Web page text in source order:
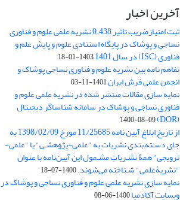
آخرین اخبار
ثبت امتیازضریب تاثیر 0.438 نشریه علمی علوم و فناوری
نساجی و پوشاک در پایگاه استنادی علوم و پایش علم و
فناوری (ISC) در سال 1401 1403-01-18
تفاهم نامه بین نشریه علوم و فناوری نساجی پوشاک و
انجمن علمی فرش ایران1401-11-03
نمایه سازی مقالات منتشر شده در نشریه علمی علوم و
فناوری نساجی و پوشاک در سامانه شناساگر دیجیتال
(DOR)
1400-08-09
از تاریخ ابلاغ آیین نامه 11/25685 مورخ 1398/02/09 به
جای دسـته بندی نشریات به "علمی-پژوهشـی" یا "علمی-
ترویجی" همۀ نشـریاتِ مشـمول این آیین‌نامه با عنوان
"نشریۀعلمی" شـناخته می‌شوند.1400-07-18
نمایه سازی نشریه علمی علوم و فناوری نساجی و پوشاک در
وبسایت آکادمیا1400-06-08